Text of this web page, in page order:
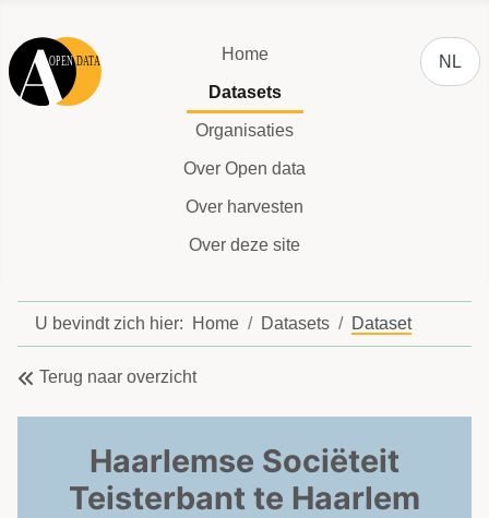
Home
Datasets
Organisaties
Over Open data
Over harvesten
Over deze site
NL
U bevindt zich hier: Home Datasets Dataset
Terug naar overzicht
Haarlemse Sociëteit
Teisterbant te Haarlem